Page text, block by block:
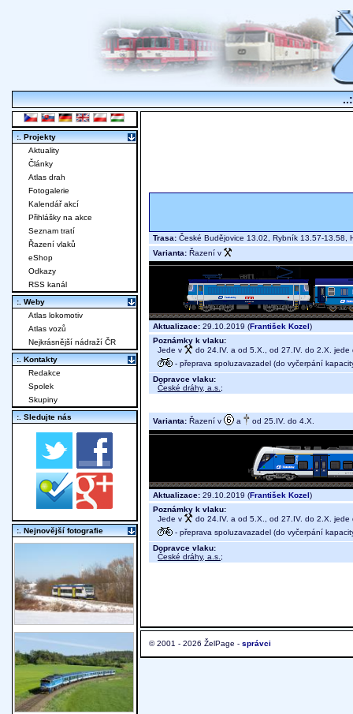
Trasa: České Budějovice 13.02, Rybník 13.57-
Varianta: Řazení v
Aktualizace: 29.10.2019 (František Kozel)
Poznámky k vlaku:
Jede v
do 24.IV. a od 5.X., od 27.IV. do 2.X. jede
- přeprava spoluzavazadel (do vyčerpání
Dopravce vlaku:
České dráhy, a.s. ;
Varianta: Řazení v a od 25.IV. do 4.X.
Aktualizace: 29.10.2019 (František Kozel)
Poznámky k vlaku:
Jede v
do 24.IV. a od 5.X., od 27.IV. do 2.X. jede
- přeprava spoluzavazadel (do vyčerpání
Dopravce vlaku:
České dráhy, a.s. ;
© 2001 - 2026 ŽelPage - správci
:. Projekty
Aktuality
Články
Atlas drah
Fotogalerie
Kalendář akcí
Přihlášky na akce
Seznam tratí
Řazení vlaků
eShop
Odkazy
RSS kanál
:. Weby
Atlas lokomotiv
Atlas vozů
Nejkrásnější nádraží ČR
:. Kontakty
Redakce
Spolek
Skupiny
:. Sledujte nás
:. Nejnovější fotografie